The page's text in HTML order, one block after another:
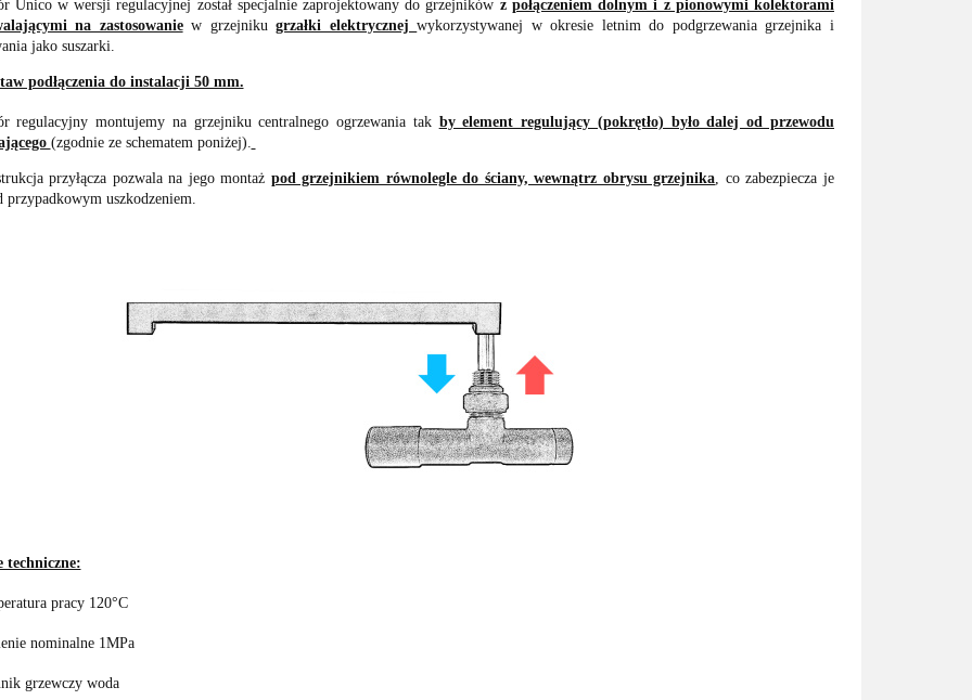
Unico w wersji regulacyjnej został specjalnie zaprojektowany do grzejników z połączeniem dolnym i z pionowymi kolektorami
na zastosowaniew grzejnikugrzałki elektrycznejwykorzystywanej w okresie letnim do podgrzewania grzejnika i
jako suszarki.
podłączenia do instalacji 50 mm.
regulacyjny montujemy na grzejniku centralnego ogrzewania tak by element regulujący (pokrętło) było dalej od przewodu
(zgodnie ze schematem poniżej).
przyłącza pozwala na jego montaż pod grzejnikiem równolegle do ściany, wewnątrz obrysu grzejnika, co zabezpiecza je
przypadkowym uszkodzeniem.
techniczne:
pracy 120°C
nominalne 1MPa
grzewczy woda